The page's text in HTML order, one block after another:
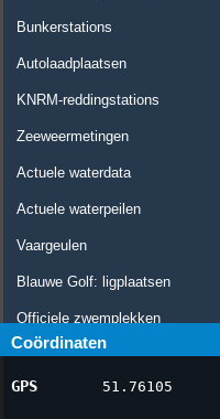
Bunkerstations
Autolaadplaatsen
KNRM-reddingstations
Zeeweermetingen
Actuele waterdata
Actuele waterpeilen
Vaargeulen
Blauwe Golf: ligplaatsen
Officiele zwemplekken
Stremmingen/hinder
AIS scheepsposities
Coördinaten
GPS 51.76105